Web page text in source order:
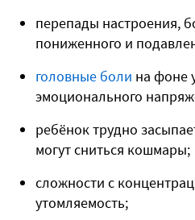
перепады настроения,
пониженного и
головные боли на фоне
эмоционального
ребёнок трудно
могут сниться кошмары;
сложности с
утомляемость;